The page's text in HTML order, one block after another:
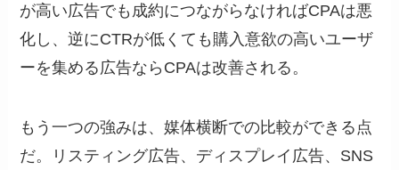
が高い広告でも成約につながらなければCPAは悪
化し、逆にCTRが低くても購入意欲の高いユーザ
ーを集める広告ならCPAは改善される。
もう一つの強みは、媒体横断での比較ができる点
だ。リスティング広告、ディスプレイ広告、SNS